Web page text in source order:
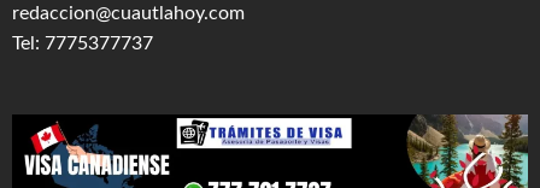
redaccion@cuautlahoy.com
Tel: 7775377737